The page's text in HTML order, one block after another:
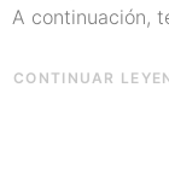
A continuación,
CONTINUAR